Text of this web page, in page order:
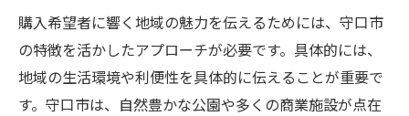
購入希望者に響く地域の魅力を伝えるためには、守口市
の特徴を活かしたアプローチが必要です。具体的には、
地域の生活環境や利便性を具体的に伝えることが重要で
す。守口市は、自然豊かな公園や多くの商業施設が点在